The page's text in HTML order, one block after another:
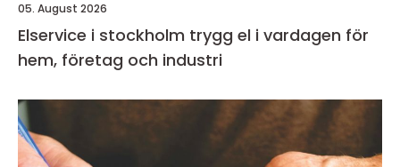
05. August 2026
Elservice i stockholm trygg el i vardagen för
hem, företag och industri